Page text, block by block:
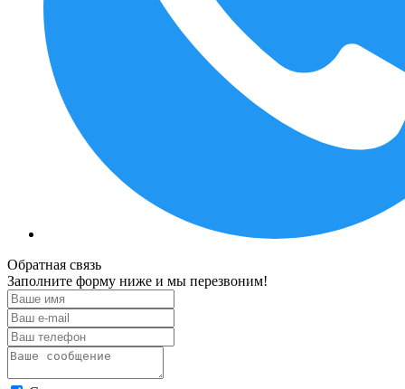
Обратная связь
Заполните форму ниже и мы перезвоним!